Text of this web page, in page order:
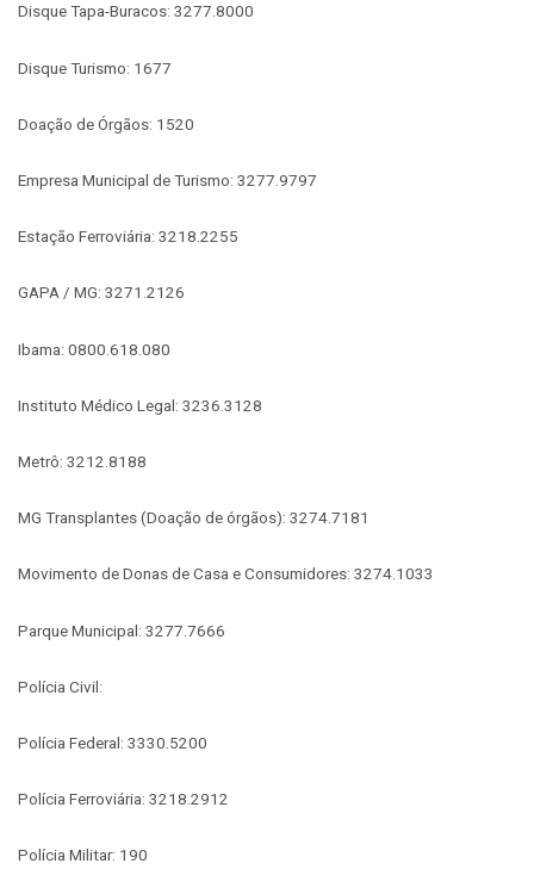
Disque Tapa-Buracos: 3277.8000
Disque Turismo: 1677
Doação de Órgãos: 1520
Empresa Municipal de Turismo: 3277.9797
Estação Ferroviária: 3218.2255
GAPA / MG: 3271.2126
Ibama: 0800.618.080
Instituto Médico Legal: 3236.3128
Metrô: 3212.8188
MG Transplantes (Doação de órgãos): 3274.7181
Movimento de Donas de Casa e Consumidores: 3274.1033
Parque Municipal: 3277.7666
Polícia Civil:
Polícia Federal: 3330.5200
Polícia Ferroviária: 3218.2912
Polícia Militar: 190